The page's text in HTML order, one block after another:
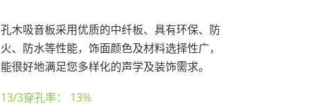
孔木吸音板采用优质的中纤板、具有环保、防
火、防水等性能，饰面颜色及材料选择性广，
能很好地满足您多样化的声学及装饰需求。
13/3穿孔率： 13%